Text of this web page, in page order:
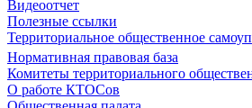
Видеоотчет
Полезные ссылки
Территориальное общественное
Нормативная правовая база
Комитеты территориального
О работе КТОСов